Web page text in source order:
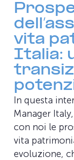
vita
Italia:
In questa
Manager
con noi le
vita
evoluzione,